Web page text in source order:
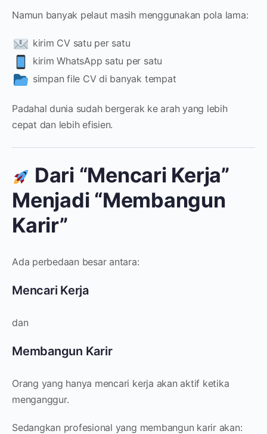
Namun banyak pelaut masih menggunakan pola lama:
kirim CV satu per satu
kirim WhatsApp satu per satu
simpan file CV di banyak tempat
Padahal dunia sudah bergerak ke arah yang lebih
cepat dan lebih efisien.
Dari “Mencari Kerja”
Menjadi “Membangun
Karir”
Ada perbedaan besar antara:
Mencari Kerja
dan
Membangun Karir
Orang yang hanya mencari kerja akan aktif ketika
menganggur.
Sedangkan profesional yang membangun karir akan: